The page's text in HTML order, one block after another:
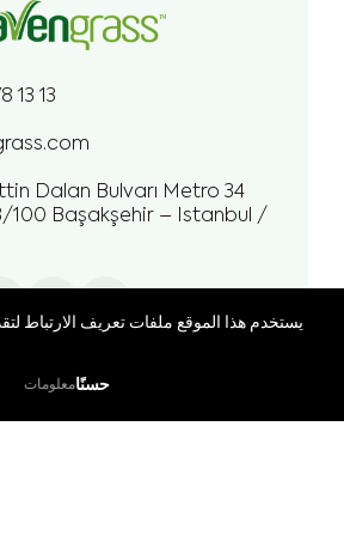
13 13
Dalan Bulvarı Metro 34
100 Başakşehir – Istanbul /
يستخدم هذا الموقع ملفات تعريف الارتباط
معلوماتحسنًا